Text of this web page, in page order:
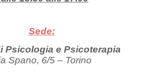
Sede:
Psicologia e Psicoterapia
Spano, 6/5 – Torino